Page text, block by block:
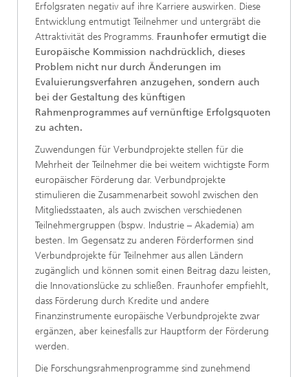
Erfolgsraten negativ auf ihre Karriere auswirken. Diese
Entwicklung entmutigt Teilnehmer und untergräbt die
Attraktivität des Programms. Fraunhofer ermutigt die
Europäische Kommission nachdrücklich, dieses
Problem nicht nur durch Änderungen im
Evaluierungsverfahren anzugehen, sondern auch
bei der Gestaltung des künftigen
Rahmenprogrammes auf vernünftige Erfolgsquoten
zu achten.
Zuwendungen für Verbundprojekte stellen für die
Mehrheit der Teilnehmer die bei weitem wichtigste Form
europäischer Förderung dar. Verbundprojekte
stimulieren die Zusammenarbeit sowohl zwischen den
Mitgliedsstaaten, als auch zwischen verschiedenen
Teilnehmergruppen (bspw. Industrie – Akademia) am
besten. Im Gegensatz zu anderen Förderformen sind
Verbundprojekte für Teilnehmer aus allen Ländern
zugänglich und können somit einen Beitrag dazu leisten,
die Innovationslücke zu schließen. Fraunhofer empfiehlt,
dass Förderung durch Kredite und andere
Finanzinstrumente europäische Verbundprojekte zwar
ergänzen, aber keinesfalls zur Hauptform der Förderung
werden.
Die Forschungsrahmenprogramme sind zunehmend